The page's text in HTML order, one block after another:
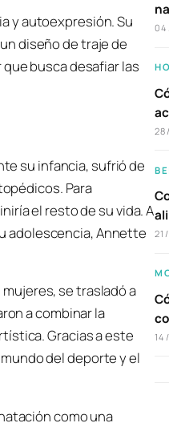
y autoexpresión. Su
diseño de traje de
busca desafiar las
su infancia, sufrió de
Para
el resto de su vida. A
adolescencia, Annette
se trasladó a
a combinar la
Gracias a este
del deporte y el
como una